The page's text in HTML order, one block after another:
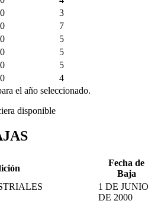
0
3
0
7
0
5
0
5
0
5
0
4
el año seleccionado.
disponible
Fecha de
Baja
1 DE JUNIO
DE 2000